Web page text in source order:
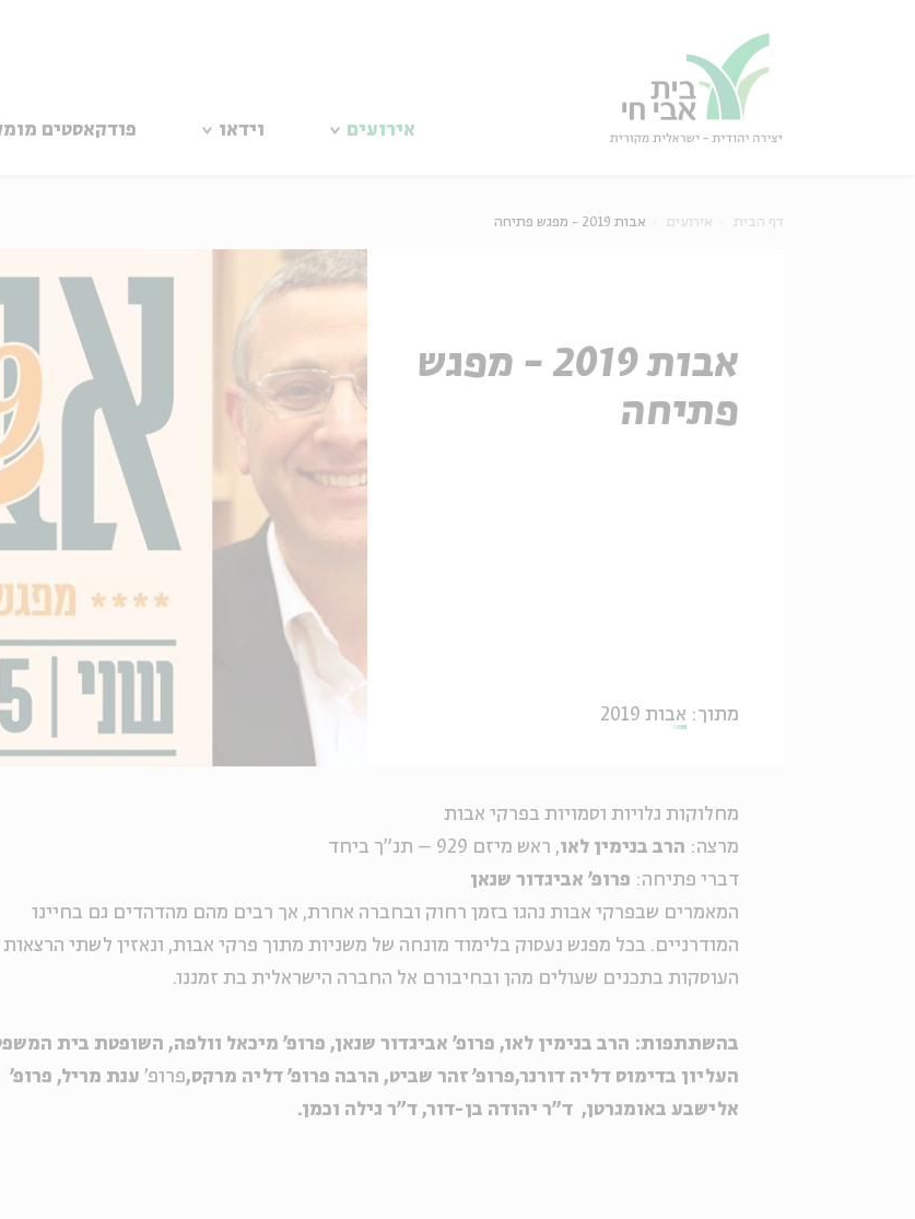
אירועים וידאו פודקאסטים
דף הבית אירועים אבות 2019 - מפגש פתיחה
אבות 2019 - מפגש
פתיחה
מתוך: אבות 2019
מחלוקות גלויות וסמויות בפרקי אבות
מרצה: הרב בנימין לאו, ראש מיזם 929 – תנ"ך ביחד
דברי פתיחה: פרופ' אביגדור שנאן
המאמרים שבפרקי אבות נהגו בזמן רחוק ובחברה אחרת, אך רבים מהם מהדהדים גם בחיינו
המודרניים. בכל מפגש נעסוק בלימוד מונחה של משניות מתוך פרקי אבות, ונאזין לשתי
העוסקות בתכנים שעולים מהן ובחיבורם אל החברה הישראלית בת זמננו.
בהשתתפות: הרב בנימין לאו, פרופ' אביגדור שנאן, פרופ' מיכאל וולפה, השופטת בית
העליון בדימוס דליה דורנר,פרופ' זהר שביט, הרבה פרופ' דליה מרקס,פרופ' ענת מריל, פרופ'
אלישבע באומגרטן, ד"ר יהודה בן-דור, ד"ר גילה וכמן.